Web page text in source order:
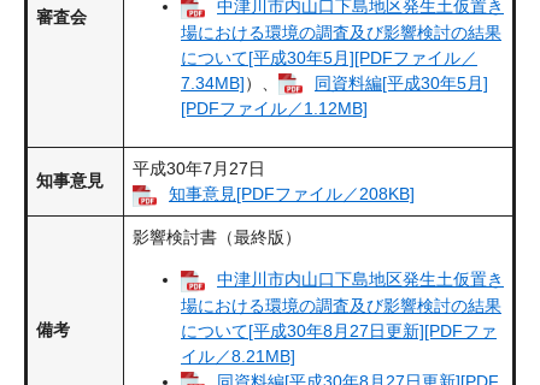
審査会
中津川市内山口下島地区発生土仮置き
場における環境の調査及び影響検討の結果
について[平成30年5月][PDFファイル／
7.34MB]）、
同資料編[平成30年5月]
[PDFファイル／1.12MB]
知事意見
平成30年7月27日
知事意見[PDFファイル／208KB]
備考
影響検討書（最終版）
中津川市内山口下島地区発生土仮置き
場における環境の調査及び影響検討の結果
について[平成30年8月27日更新][PDFファ
イル／8.21MB]
同資料編[平成30年8月27日更新][PDF